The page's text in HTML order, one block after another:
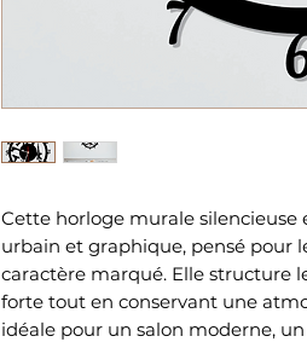
Cette horloge murale
urbain et graphique, pensé pour
caractère marqué. Elle structure
forte tout en conservant une
idéale pour un salon moderne,